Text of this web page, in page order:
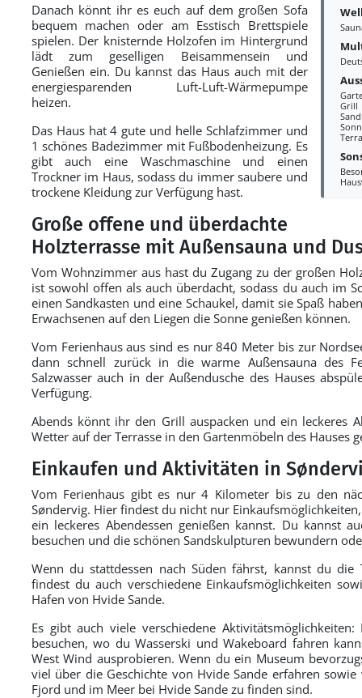
Grill
Danach könnt ihr es euch auf dem großen Sofa
bequem machen oder am Esstisch Brettspiele
spielen. Der knisternde Holzofen im Hintergrund
lädt zum geselligen Beisammensein und
Genießen ein. Du kannst das Haus auch mit der
energiesparenden Luft-Luft-Wärmepumpe
heizen.
Das Haus hat 4 gute und helle Schlafzimmer und
1 schönes Badezimmer mit Fußbodenheizung. Es
gibt auch eine Waschmaschine und einen
Trockner im Haus, sodass du immer saubere und
trockene Kleidung zur Verfügung hast.
Große offene und überdachte
Holzterrasse mit Außensauna und
Vom Wohnzimmer aus hast du Zugang zu der großen
ist sowohl offen als auch überdacht, sodass du auch im
einen Sandkasten und eine Schaukel, damit sie Spaß
Erwachsenen auf den Liegen die Sonne genießen können.
Vom Ferienhaus aus sind es nur 840 Meter bis zur
dann schnell zurück in die warme Außensauna des
Salzwasser auch in der Außendusche des Hauses
Verfügung.
Abends könnt ihr den Grill auspacken und ein leckeres
Wetter auf der Terrasse in den Gartenmöbeln des Hauses
Einkaufen und Aktivitäten in
Vom Ferienhaus gibt es nur 4 Kilometer bis zu den
Søndervig. Hier findest du nicht nur
ein leckeres Abendessen genießen kannst. Du kannst
besuchen und die schönen Sandskulpturen bewundern
Wenn du stattdessen nach Süden fährst, kannst du die
findest du auch verschiedene Einkaufsmöglichkeiten
Hafen von Hvide Sande.
Es gibt auch viele verschiedene
besuchen, wo du Wasserski und Wakeboard fahren
West Wind ausprobieren. Wenn du ein Museum
viel über die Geschichte von Hvide Sande erfahren
Fjord und im Meer bei Hvide Sande zu finden sind.